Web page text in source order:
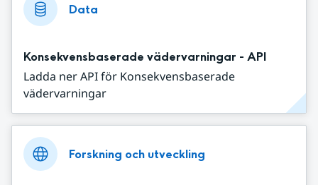
Data
Konsekvensbaserade vädervarningar - API
Ladda ner API för Konsekvensbaserade
vädervarningar
Forskning och utveckling